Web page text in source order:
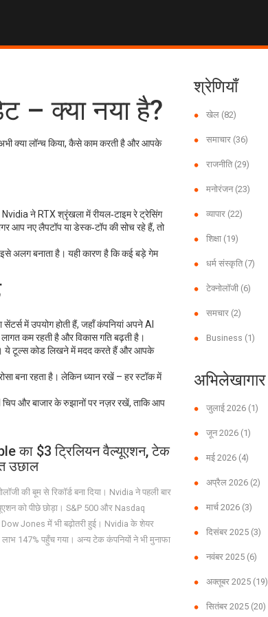
– क्या नया है?
अभी क्या लॉन्च किया, कैसे काम करती है और आपके
ने RTX श्रृंखला में रीयल‑टाइम रे ट्रेसिंग
आप नए लैपटॉप या डेस्क‑टॉप की सोच रहे हैं, तो
इसे अलग बनाता है। यही कारण है कि कई बड़े गेम
में उपयोग होती हैं, जहाँ कंपनियां अपने AI
कम रहती है और विकास गति बढ़ती है।
ये टूल्स कोड लिखने में मदद करते हैं और आपके
बना रहता है। लेकिन ध्यान रखें – हर स्टॉक में
चिप और बाजार के रुझानों पर नज़र रखें, ताकि आप
का $3 ट्रिलियन वैल्यूएशन, टेक
उछाल
की बूम से रिकॉर्ड बना दिया। Nvidia ने पहली बार
को पीछे छोड़ा। S&P 500 और Nasdaq
Dow Jones में भी बढ़ोतरी हुई। Nvidia के शेयर
लाभ 147% पहुँच गया। अन्य टेक कंपनियों ने भी मुनाफा
श्रेणियाँ
खेल (82)
समाचार (36)
राजनीति (29)
मनोरंजन (23)
व्यापार (22)
शिक्षा (19)
धर्म संस्कृति (7)
टेक्नोलॉजी (6)
समचार (2)
Business (1)
अभिलेखागार
जुलाई 2026 (1)
जून 2026 (1)
मई 2026 (4)
अप्रैल 2026 (2)
मार्च 2026 (3)
दिसंबर 2025 (3)
नवंबर 2025 (6)
अक्तूबर 2025 (19)
सितंबर 2025 (20)